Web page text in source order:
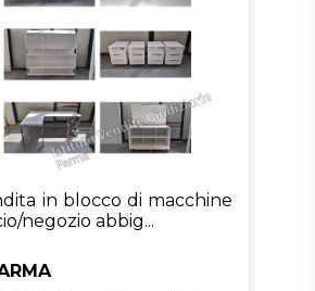
giudiziaria
1001588
PROCEDURE_CONCORSUALI
LG
0340270095
Tribunale di PARMA
PROCEDURE CONCORSUALI
in blocco di macchine
negozio abbig...